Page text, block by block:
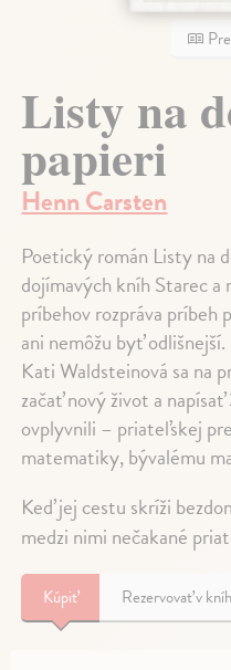
Listy na
papieri
Henn Carsten
Poetický román Listy na
dojímavých kníh Starec a
príbehov rozpráva
ani nemôžu byť odlišnejší.
Kati Waldsteinová sa na
začať nový život a
ovplyvnili – priateľskej
matematiky, bývalému
Keď jej cestu skríži
medzi nimi nečakané
Kúpiť Rezervovať v